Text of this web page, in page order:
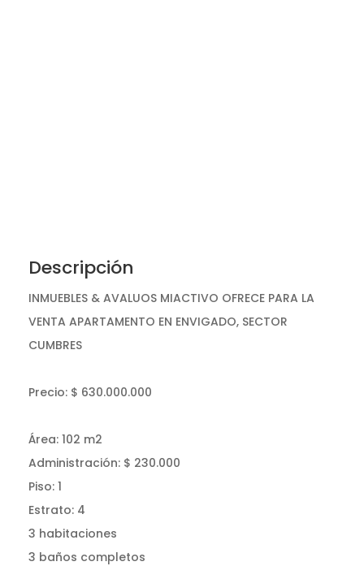
Descripción
INMUEBLES & AVALUOS MIACTIVO OFRECE PARA LA
VENTA APARTAMENTO EN ENVIGADO, SECTOR
CUMBRES
Precio: $ 630.000.000
Área: 102 m2
Administración: $ 230.000
Piso: 1
Estrato: 4
3 habitaciones
3 baños completos